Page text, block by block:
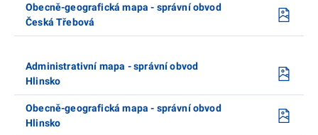
Obecně-geografická mapa - správní obvod
Česká Třebová
Administrativní mapa - správní obvod
Hlinsko
Obecně-geografická mapa - správní obvod
Hlinsko